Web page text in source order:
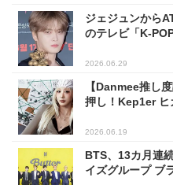
ジェジュンから
のテレビ「K-
2026.06.29
【Danmee推し
押し！Kep1er ヒ
2026.06.19
BTS、13カ月連
イズグループ ブ